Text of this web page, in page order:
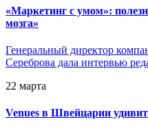
«Маркетинг с умом»:
мозга»
Генеральный директор
Сереброва дала интервью
22 марта
Venues в Швейцарии